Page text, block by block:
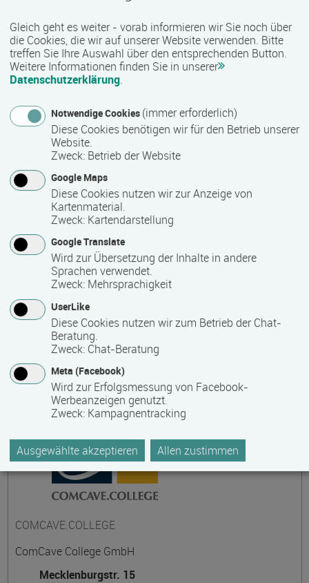
technische, gewerblich-handwerkliche sowie IT-bezogene
Qualifizierungen angeboten. Je nach Maßnahme besteht
zudem die Möglichkeit, anerkannte Zusatzqualifikationen
und Zertifikate zu erwerben, die den beruflichen Werdegang
Qualität und Besonderheiten:
Als zertifizierter Bildungsträger erfüllt COMCAVE die
Qualitätsanforderungen für die Förderung von
Weiterbildungsmaßnahmen durch öffentliche Kostenträger
wie die Agentur für Arbeit oder Jobcenter. Viele Angebote
sind nach der AZAV (Akkreditierungs- und
Zulassungsverordnung Arbeitsförderung) zugelassen und
damit förderfähig. Mit einem vielfältigen Bildungsangebot,
praxisnahen Inhalten und einer bundesweiten Präsenz
unterstützt COMCAVE Menschen bei ihrer beruflichen
Qualifizierung und Weiterbildung.
Kontakt
COMCAVE.COLLEGE
ComCave College GmbH
Mecklenburgstr. 15
Gleich geht es weiter - vorab informieren wir Sie noch über
die Cookies, die wir auf unserer Website verwenden. Bitte
treffen Sie Ihre Auswahl über den entsprechenden Button.
Weitere Informationen finden Sie in unserer
Datenschutzerklärung.
Notwendige Cookies (immer erforderlich)
Diese Cookies benötigen wir für den Betrieb unserer
Website.
Zweck: Betrieb der Website
Google Maps
Diese Cookies nutzen wir zur Anzeige von
Kartenmaterial.
Zweck: Kartendarstellung
Google Translate
Wird zur Übersetzung der Inhalte in andere
Sprachen verwendet.
Zweck: Mehrsprachigkeit
UserLike
Diese Cookies nutzen wir zum Betrieb der Chat-
Beratung.
Zweck: Chat-Beratung
Meta (Facebook)
Wird zur Erfolgsmessung von Facebook-
Werbeanzeigen genutzt.
Zweck: Kampagnentracking
Ausgewählte akzeptieren Allen zustimmen